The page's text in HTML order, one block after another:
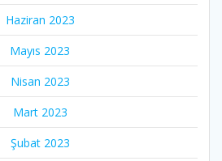
Haziran 2023
Mayıs 2023
Nisan 2023
Mart 2023
Şubat 2023